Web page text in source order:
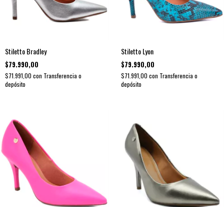
Stiletto Bradley
$79.990,00
$71.991,00 con Transferencia o
depósito
Stiletto Lyon
$79.990,00
$71.991,00 con Transferencia o
depósito